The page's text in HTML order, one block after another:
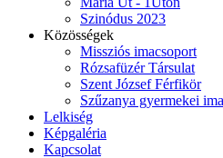
Szinódus 2023
Közösségek
Missziós imacsoport
Rózsafüzér Társulat
Szent József Férfikör
Szűzanya gyermekei
Lelkiség
Képgaléria
Kapcsolat